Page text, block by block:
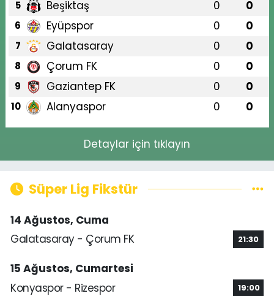
5 Beşiktaş 0 0
6 Eyüpspor 0 0
7 Galatasaray 0 0
8 Çorum FK 0 0
9 Gaziantep FK 0 0
10 Alanyaspor 0 0
Detaylar için tıklayın
Süper Lig Fikstür
14 Ağustos, Cuma
Galatasaray - Çorum FK
21:30
15 Ağustos, Cumartesi
Konyaspor - Rizespor
19:00